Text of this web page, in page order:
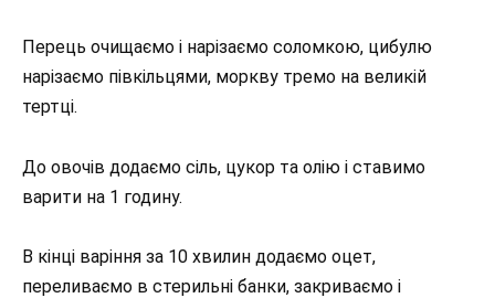
Перець очищаємо і нарізаємо соломкою, цибулю
нарізаємо півкільцями, моркву тремо на великій
тертці.
До овочів додаємо сіль, цукор та олію і ставимо
варити на 1 годину.
В кінці варіння за 10 хвилин додаємо оцет,
переливаємо в стерильні банки, закриваємо і